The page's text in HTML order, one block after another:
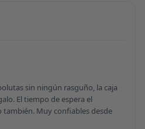
sin ningún rasguño, la caja
El tiempo de espera el
también. Muy confiables desde